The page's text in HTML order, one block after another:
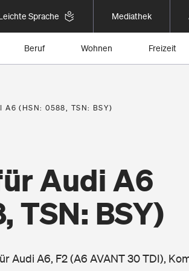
Sprache Mediathek
Beruf Wohnen Freizeit
A6 (HSN: 0588, TSN: BSY)
Audi A6
TSN: BSY)
Audi A6, F2 (A6 AVANT 30 TDI),